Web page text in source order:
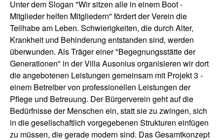
Unter dem Slogan "Wir sitzen alle in einem Boot -
Mitglieder helfen Mitgliedern" fördert der Verein die
Teilhabe am Leben. Schwierigkeiten, die durch Alter,
Krankheit und Behinderung entstanden sind, werden
überwunden. Als Träger einer "Begegnungsstätte der
Generationen" in der Villa Ausonius organisieren wir dort
die angebotenen Leistungen gemeinsam mit Projekt 3 -
einem Betreiber von professionellen Leistungen der
Pflege und Betreuung. Der Bürgerverein geht auf die
Bedürfnisse der Menschen ein, statt sie zu zwingen, sich
in die gesellschaftlich vorgegebenen Strukturen einfügen
zu müssen, die gerade modern sind. Das Gesamtkonzept